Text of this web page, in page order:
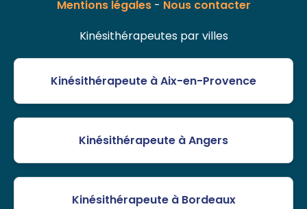
Mentions légales- Nous contacter
Kinésithérapeutes par villes
Kinésithérapeute à Aix-en-Provence
Kinésithérapeute à Angers
Kinésithérapeute à Bordeaux